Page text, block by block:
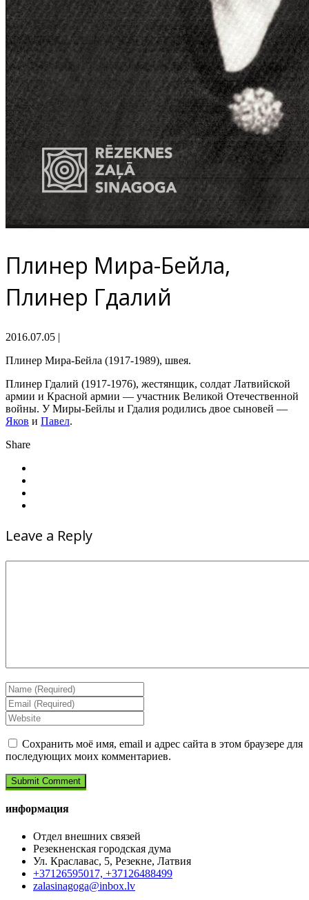
Плинер Мира-Бейла,
Плинер Гдалий
2016.07.05 |
Плинер Мира-Бейла (1917-1989), швея.
Плинер Гдалий (1917-1976), жестянщик, солдат Латвийской
армии и Красной армии — участник Великой Отечественной
войны. У Миры-Бейлы и Гдалия родились двое сыновей —
Яков и Павел.
Share
Leave a Reply
Сохранить моё имя, email и адрес сайта в этом браузере для
последующих моих комментариев.
информация
Отдел внешних связей
Резекненская городская дума
Ул. Краславас, 5, Резекне, Латвия
+37126595017, +37126488499
zalasinagoga@inbox.lv